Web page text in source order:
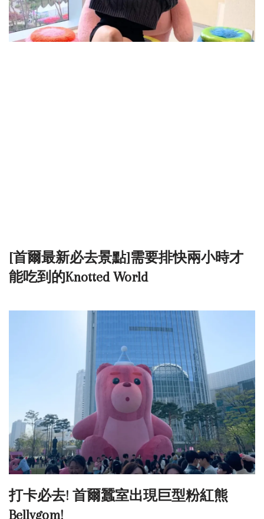
[首爾最新必去景點]需要排快兩小時才
能吃到的Knotted World
打卡必去! 首爾蠶室出現巨型粉紅熊
Bellygom!